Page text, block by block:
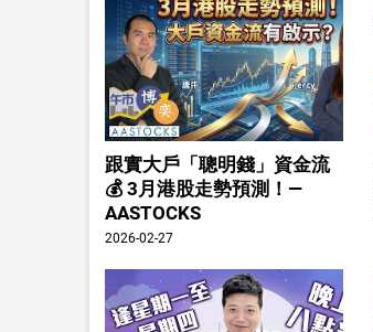
跟實大戶「聰明錢」資金流
💰 3月港股走勢預測！—
AASTOCKS
2026-02-27